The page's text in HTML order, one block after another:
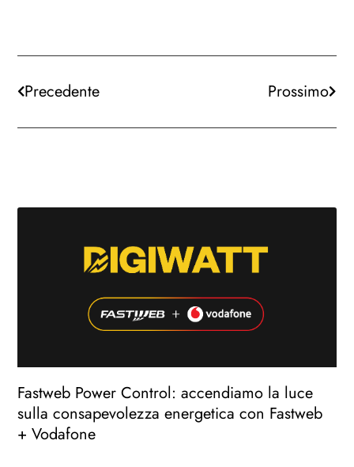
Precedente Prossimo
Fastweb Power Control: accendiamo la luce
sulla consapevolezza energetica con Fastweb
+ Vodafone